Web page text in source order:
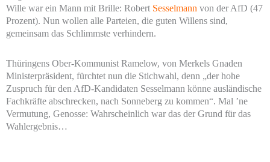
Wille war ein Mann mit Brille: Robert Sesselmann von der AfD (47
Prozent). Nun wollen alle Parteien, die guten Willens sind,
gemeinsam das Schlimmste verhindern.
Thüringens Ober-Kommunist Ramelow, von Merkels Gnaden
Ministerpräsident, fürchtet nun die Stichwahl, denn „der hohe
Zuspruch für den AfD-Kandidaten Sesselmann könne ausländische
Fachkräfte abschrecken, nach Sonneberg zu kommen“. Mal ’ne
Vermutung, Genosse: Wahrscheinlich war das der Grund für das
Wahlergebnis…